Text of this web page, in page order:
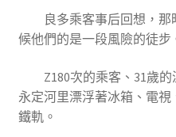
良多乘客事后回想，
候他們的是一段風險的徒步
Z180次的乘客、31歲
永定河里漂浮著冰箱、電
鐵軌。